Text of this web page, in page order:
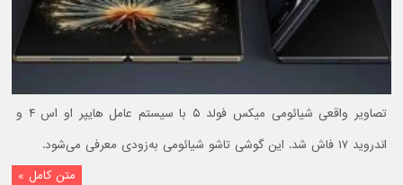
تصاویر واقعی شیائومی میکس فولد ۵ با سیستم عامل هایپر او اس ۴ و
اندروید ۱۷ فاش شد. این گوشی تاشو شیائومی به‌زودی معرفی می‌شود.
متن کامل »